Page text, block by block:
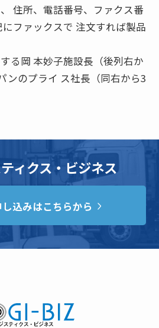
住所、電話番号、ファクス番
ファックスで 注文すれば製品
る岡 本妙子施設長（後列右か
ンのプライ ス社長（同右から3
ィクス・ビジネス
込みはこちらから